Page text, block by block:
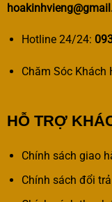
Hotline 24/24:
Chăm Sóc Khách
HỖ TRỢ
Chính sách giao
Chính sách đổi